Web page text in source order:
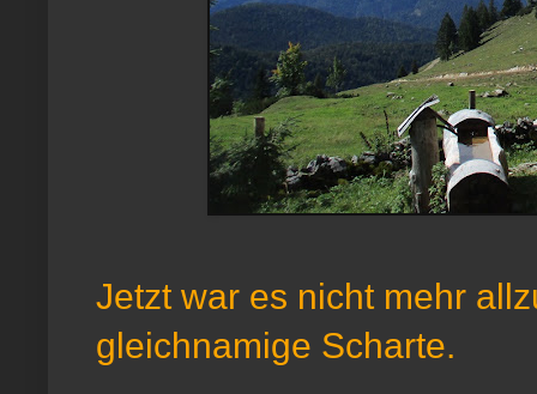
Jetzt war es nicht mehr
gleichnamige Scharte.